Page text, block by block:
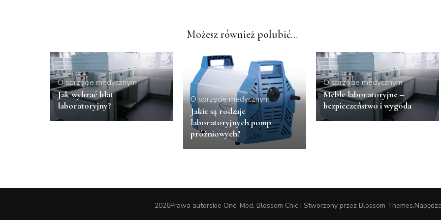
Możesz również polubić…
O sprzęcie medycznym
Jak wybrać blat
laboratoryjny?
O sprzęcie medycznym
Jakie są rodzaje
laboratoryjnych pomp
próżniowych?
O sprzęcie medycznym
Meble laboratoryjne –
bezpieczeństwo i wygoda
2026Prawa autorskie One-Med. Blossom Chic | Stworzony przez Blossom Themes